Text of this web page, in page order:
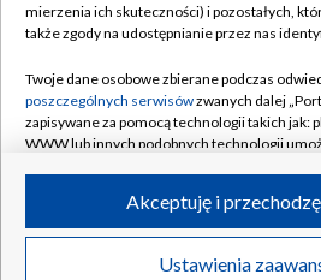
Naziemna Telewizja Cyfrowa
Rada Programowa
System NOS
Informacje o nadawcy
Program dla prasy
Pomoc
Kontakt
Kanały
©2026 Telewizja Polska
mierzenia ich skuteczności) i pozostałych,
także zgody na udostępnianie przez nas
Twoje dane osobowe zbierane podczas
poszczególnych serwisówzwanych dalej
zapisywane za pomocą technologii takich jak:
WWW lub innych podobnych technologii
ruchu w Internecie.
Twoje dane osobowe zbierane podczas
poszczególnych serwisówna Portalu, takie jak
Ustawienia
Akceptuję i